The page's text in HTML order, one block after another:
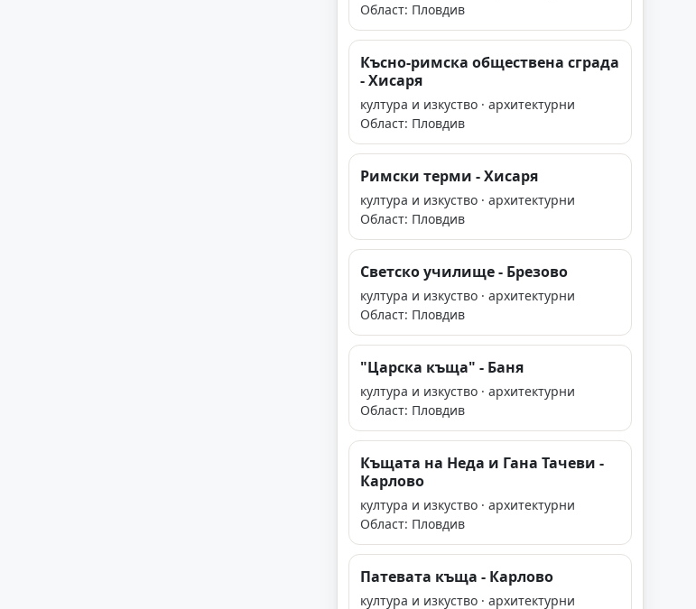
Област: Пловдив
Късно-римска обществена сграда
- Хисаря
култура и изкуство · архитектурни
Област: Пловдив
Римски терми - Хисаря
култура и изкуство · архитектурни
Област: Пловдив
Светско училище - Брезово
култура и изкуство · архитектурни
Област: Пловдив
"Царска къща" - Баня
култура и изкуство · архитектурни
Област: Пловдив
Къщата на Неда и Гана Тачеви -
Карлово
култура и изкуство · архитектурни
Област: Пловдив
Патевата къща - Карлово
култура и изкуство · архитектурни